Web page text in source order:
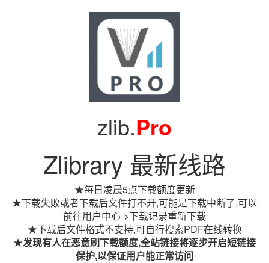
zlib.Pro
Zlibrary 最新线路
★每日凌晨5点下载额度更新
★下载失败或者下载后文件打不开,可能是下载中断了,可以
前往用户中心->下载记录重新下载
★下载后文件格式不支持,可自行搜索PDF在线转换
★发现有人在恶意刷下载额度,全站链接将逐步开启短链接
保护,以保证用户能正常访问